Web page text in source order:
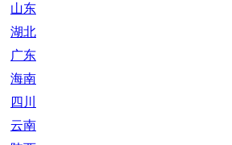
山东
湖北
广东
海南
四川
云南